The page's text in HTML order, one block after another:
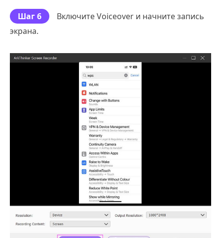
Шаг 6
Включите Voiceover и начните запись
экрана.